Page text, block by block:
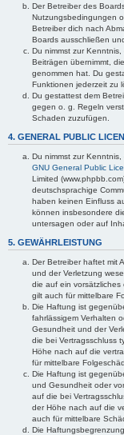
Der Betreiber des
Nutzungsbedingungen
Betreiber dich nach
Boards ausschließen
Du nimmst zur
Beiträgen übernimmt,
genommen hat. Du
Funktionen jederzeit zu
Du gestattest dem
gegen o. g. Regeln
Schaden zuzufügen.
4. GENERAL PUBLIC
Du nimmst zur Kenntnis,
GNU General Public
Limited
deutschsprachige
haben keinen Einfluss
können insbesondere
untersagen oder auf
5. GEWÄHRLEISTUNG
Der Betreiber haftet mit
und der Verletzung
die auf ein vorsätzliches
gilt auch für mittelbare
Die Haftung ist
fahrlässigem Verhalten
Gesundheit und der
die bei Vertragsschluss
Höhe nach auf die
für mittelbare
Die Haftung ist
und Gesundheit oder
auf die bei
der Höhe nach auf die
auch für mittelbare
Die